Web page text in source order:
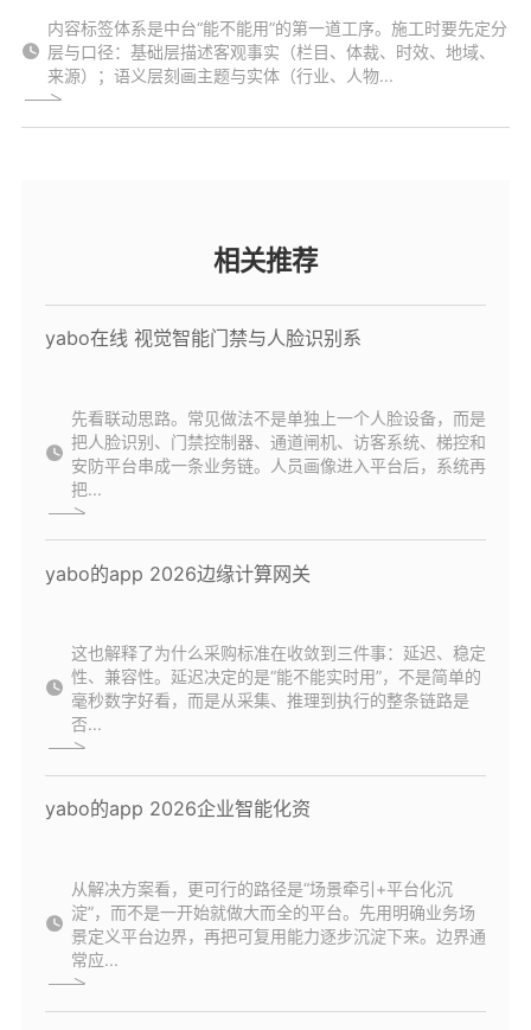
内容标签体系是中台“能不能用”的第一道工序。施工时要先定分
层与口径：基础层描述客观事实（栏目、体裁、时效、地域、
来源）；语义层刻画主题与实体（行业、人物...
相关推荐
yabo在线 视觉智能门禁与人脸识别系
先看联动思路。常见做法不是单独上一个人脸设备，而是
把人脸识别、门禁控制器、通道闸机、访客系统、梯控和
安防平台串成一条业务链。人员画像进入平台后，系统再
把...
yabo的app 2026边缘计算网关
这也解释了为什么采购标准在收敛到三件事：延迟、稳定
性、兼容性。延迟决定的是“能不能实时用”，不是简单的
毫秒数字好看，而是从采集、推理到执行的整条链路是
否...
yabo的app 2026企业智能化资
从解决方案看，更可行的路径是“场景牵引+平台化沉
淀”，而不是一开始就做大而全的平台。先用明确业务场
景定义平台边界，再把可复用能力逐步沉淀下来。边界通
常应...